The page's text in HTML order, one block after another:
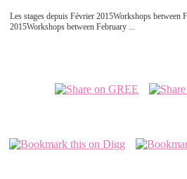
Les stages depuis Février 2015Workshops between
2015Workshops between February ...